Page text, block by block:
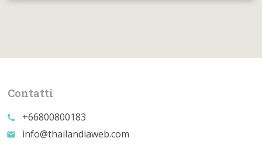
Contatti
call +66800800183
email info@thailandiaweb.com